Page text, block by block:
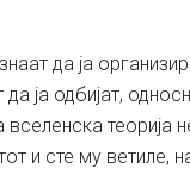
да ја
ја одбијат,
теорија
и сте му ветиле,